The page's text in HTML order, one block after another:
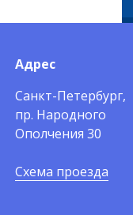
Адрес
Санкт-Петербург,
пр. Народного
Ополчения 30
Схема проезда